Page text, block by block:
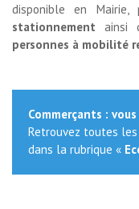
disponible en Mairie,
stationnement ainsi
personnes à mobilité
Commerçants :
Retrouvez toutes
dans la rubrique «